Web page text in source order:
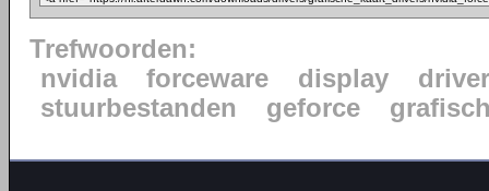
Trefwoorden:
nvidia
forceware display
driver
stuurbestanden
geforce